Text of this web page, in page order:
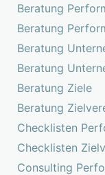
Beratung
Beratung
Beratung
Beratung
Beratung Ziele
Beratung
Checklisten
Checklisten
Consulting